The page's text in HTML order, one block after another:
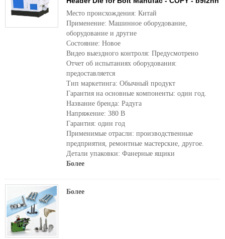
Место происхождения: Китай
Применение: Машинное оборудование,
оборудование и другие
Состояние: Новое
Видео выездного контроля: Предусмотрено
Отчет об испытаниях оборудования:
предоставляется
Тип маркетинга: Обычный продукт
Гарантия на основные компоненты: один год.
Название бренда: Радуга
Напряжение: 380 В
Гарантия: один год
Применимые отрасли: производственные
предприятия, ремонтные мастерские, другое.
Детали упаковки: Фанерные ящики
Более
Более